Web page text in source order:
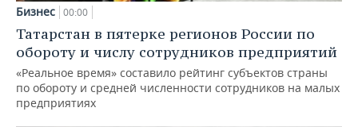
Бизнес 00:00
Татарстан в пятерке регионов России по
обороту и числу сотрудников предприятий
«Реальное время» составило рейтинг субъектов страны
по обороту и средней численности сотрудников на малых
предприятиях